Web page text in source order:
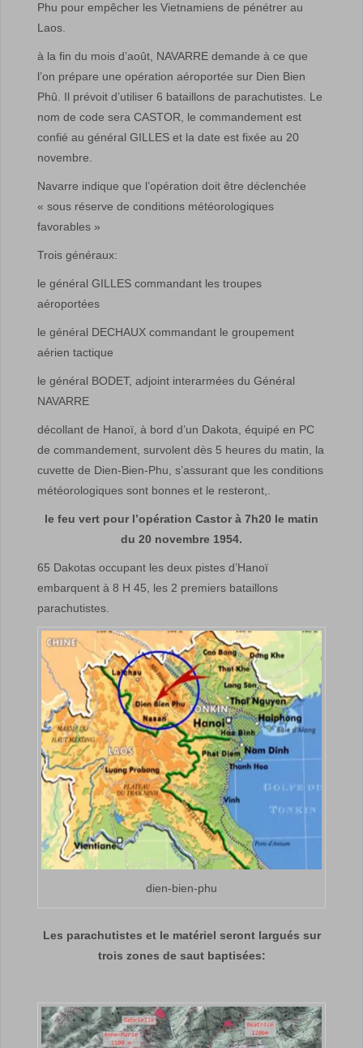
Phu pour empêcher les Vietnamiens de pénétrer au
Laos.
à la fin du mois d’août, NAVARRE demande à ce que
l’on prépare une opération aéroportée sur Dien Bien
Phû. Il prévoit d’utiliser 6 bataillons de parachutistes. Le
nom de code sera CASTOR, le commandement est
confié au général GILLES et la date est fixée au 20
novembre.
Navarre indique que l’opération doit être déclenchée
« sous réserve de conditions météorologiques
favorables »
Trois généraux:
le général GILLES commandant les troupes
aéroportées
le général DECHAUX commandant le groupement
aérien tactique
le général BODET, adjoint interarmées du Général
NAVARRE
décollant de Hanoï, à bord d’un Dakota, équipé en PC
de commandement, survolent dès 5 heures du matin, la
cuvette de Dien-Bien-Phu, s’assurant que les conditions
météorologiques sont bonnes et le resteront,.
le feu vert pour l’opération Castor à 7h20 le matin
du 20 novembre 1954.
65 Dakotas occupant les deux pistes d’Hanoï
embarquent à 8 H 45, les 2 premiers bataillons
parachutistes.
dien-bien-phu
Les parachutistes et le matériel seront largués sur
trois zones de saut baptisées: